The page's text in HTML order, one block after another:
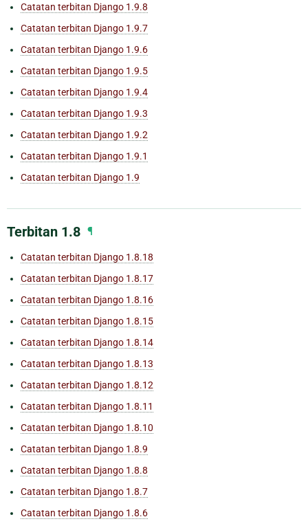
Catatan terbitan Django 1.9.8
Catatan terbitan Django 1.9.7
Catatan terbitan Django 1.9.6
Catatan terbitan Django 1.9.5
Catatan terbitan Django 1.9.4
Catatan terbitan Django 1.9.3
Catatan terbitan Django 1.9.2
Catatan terbitan Django 1.9.1
Catatan terbitan Django 1.9
Terbitan 1.8 ¶
Catatan terbitan Django 1.8.18
Catatan terbitan Django 1.8.17
Catatan terbitan Django 1.8.16
Catatan terbitan Django 1.8.15
Catatan terbitan Django 1.8.14
Catatan terbitan Django 1.8.13
Catatan terbitan Django 1.8.12
Catatan terbitan Django 1.8.11
Catatan terbitan Django 1.8.10
Catatan terbitan Django 1.8.9
Catatan terbitan Django 1.8.8
Catatan terbitan Django 1.8.7
Catatan terbitan Django 1.8.6